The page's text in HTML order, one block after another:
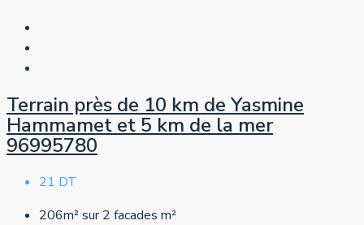
Terrain près de 10 km de Yasmine
Hammamet et 5 km de la mer
96995780
21 DT
206m² sur 2 facades m²